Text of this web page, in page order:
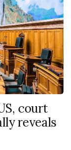
court
reveals